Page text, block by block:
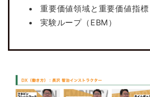
重要価値領域と重要価値指標
実験ループ（EBM）